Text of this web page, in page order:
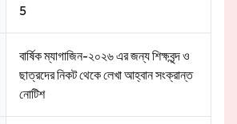
5
বার্ষিক ম্যাগাজিন-২০২৬ এর জন্য শিক্ষবৃন্দ ও
ছাত্রদের নিকট থেকে লেখা আহ্বান সংক্রান্ত
নোটিশ